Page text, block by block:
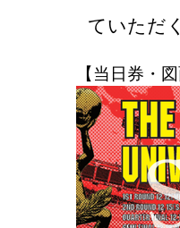
ていただ
【当日券・図